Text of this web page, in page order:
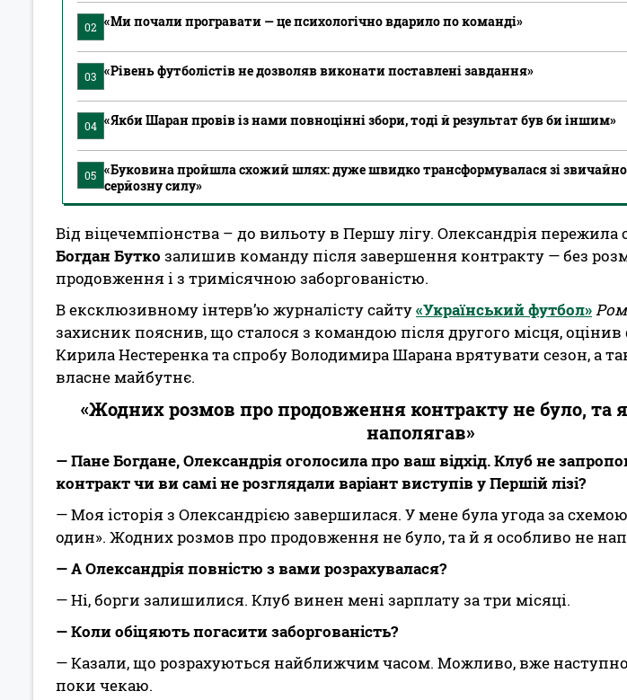
02 «Ми почали програвати — це психологічно вдарило по команді»
03 «Рівень футболістів не дозволяв виконати поставлені завдання»
04 «Якби Шаран провів із нами повноцінні збори, тоді й результат був би іншим»
05 «Буковина пройшла схожий шлях: дуже швидко трансформувалася зі
серйозну силу»
Від віцечемпіонства – до вильоту в Першу лігу. Олександрія пережила
Богдан Бутко залишив команду після завершення контракту — без
продовження і з тримісячною заборгованістю.
В ексклюзивному інтерв’ю журналісту сайту«Український футбол»
захисник пояснив, що сталося з командою після другого місця, оцінив
Кирила Нестеренка та спробу Володимира Шарана врятувати сезон, а
власне майбутнє.
«Жодних розмов про продовження контракту не було, та
наполягав»
— Пане Богдане, Олександрія оголосила про ваш відхід. Клуб не
контракт чи ви самі не розглядали варіант виступів у Першій лізі?
— Моя історія з Олександрією завершилася. У мене була угода за
один». Жодних розмов про продовження не було, та й я особливо не
— А Олександрія повністю з вами розрахувалася?
— Ні, борги залишилися. Клуб винен мені зарплату за три місяці.
— Коли обіцяють погасити заборгованість?
— Казали, що розрахуються найближчим часом. Можливо, вже
поки чекаю.